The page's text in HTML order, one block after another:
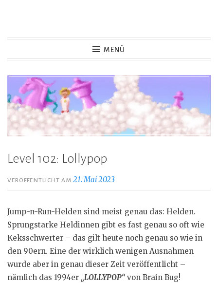
Game Not Over
MENÜ
Level 102: Lollypop
VERÖFFENTLICHT AM21. Mai 2023
Jump-n-Run-Helden sind meist genau das: Helden.
Sprungstarke Heldinnen gibt es fast genau so oft wie
Keksschwerter – das gilt heute noch genau so wie in
den 90ern. Eine der wirklich wenigen Ausnahmen
wurde aber in genau dieser Zeit veröffentlicht –
nämlich das 1994er „LOLLYPOP“ von Brain Bug!